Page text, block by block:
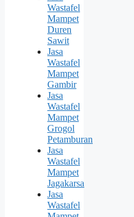
Wastafel
Mampet
Duren
Sawit
Jasa
Wastafel
Mampet
Gambir
Jasa
Wastafel
Mampet
Grogol
Petamburan
Jasa
Wastafel
Mampet
Jagakarsa
Jasa
Wastafel